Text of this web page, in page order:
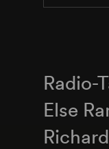
Radio-
Else